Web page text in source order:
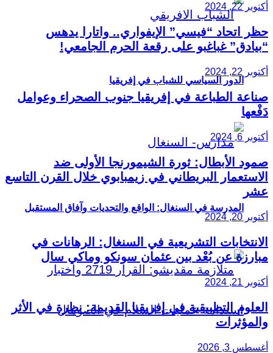
الدور السياسي للشباب في إفريقيا
المدرسة في السنغال: الواقع والتحديات وآفاق المستقبل
أكتوبر 22, 2024
حظر اتحاد “فيسي” الإيفواري.. واتارا يدهس
“بيادق” غباغبو على رقعة الحرم الجامعي!
أكتوبر 22, 2024
صناعة الطباعة في إفريقيا جنوب الصحراء وعوامل
دَفْعها
أكتوبر 6, 2024
صمود الأبطال: ثورة الشيمورنجا الأولى ضد
الاستعمار البريطاني في زيمبابوي خلال القرن التاسع
عشر
أكتوبر 20, 2024
الانتخابات التشريعية في السنغال: الرهانات في
مبارزة عن بُعْد بين عثمان سونكو وماكي سال
أكتوبر 21, 2024
العلوم التطبيقية في إفريقيا القديمة: نظرة في الأثر
والمؤثرات
أغسطس 3, 2026